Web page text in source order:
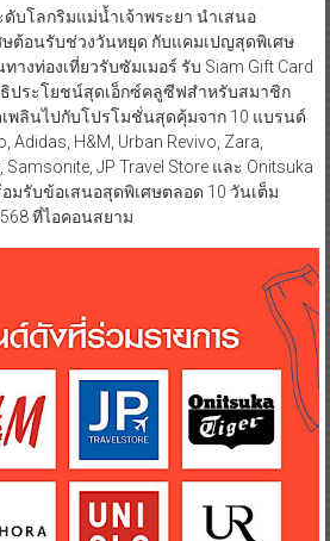
บโลกริมแม่น้ำเจ้าพระยา นำเสนอ
ต้อนรับช่วงวันหยุด กับแคมเปญสุดพิเศษ
างท่องเที่ยวรับซัมเมอร์ รับ Siam Gift Card
ธิประโยชน์สุดเอ็กซ์คลูซีฟสำหรับสมาชิก
เพลินไปกับโปรโมชั่นสุดคุ้มจาก 10 แบรนด์
H&M, Urban Revivo, Zara,
Samsonite, JP Travel Store และ Onitsuka
มรับข้อเสนอสุดพิเศษตลอด 10 วันเต็ม
ที่ไอคอนสยาม